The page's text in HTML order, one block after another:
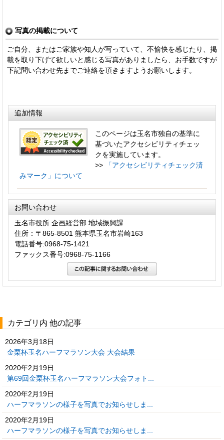
写真の掲載について
ご自分、またはご家族や知人が写っていて、不愉快を感じたり、掲
載を取り下げて欲しいと感じる写真がありましたら、お手数ですが
下記問い合わせ先までご連絡を頂きますようお願いします。
追加情報
このページは玉名市独自の基準に
基づいたアクセシビリティチェッ
クを実施しています。
>>
「アクセシビリティチェック済
みマーク」について
お問い合わせ
玉名市役所 企画経営部 地域振興課
住所：〒865-8501 熊本県玉名市岩崎163
電話番号:0968-75-1421
ファックス番号:0968-75-1166
カテゴリ内 他の記事
2026年3月18日
金栗杯玉名ハーフマラソン大会 大会結果
2020年2月19日
第69回金栗杯玉名ハーフマラソン大会フォト...
2020年2月19日
ハーフマラソンの様子を写真でお知らせしま...
2020年2月19日
ハーフマラソンの様子を写真でお知らせしま...